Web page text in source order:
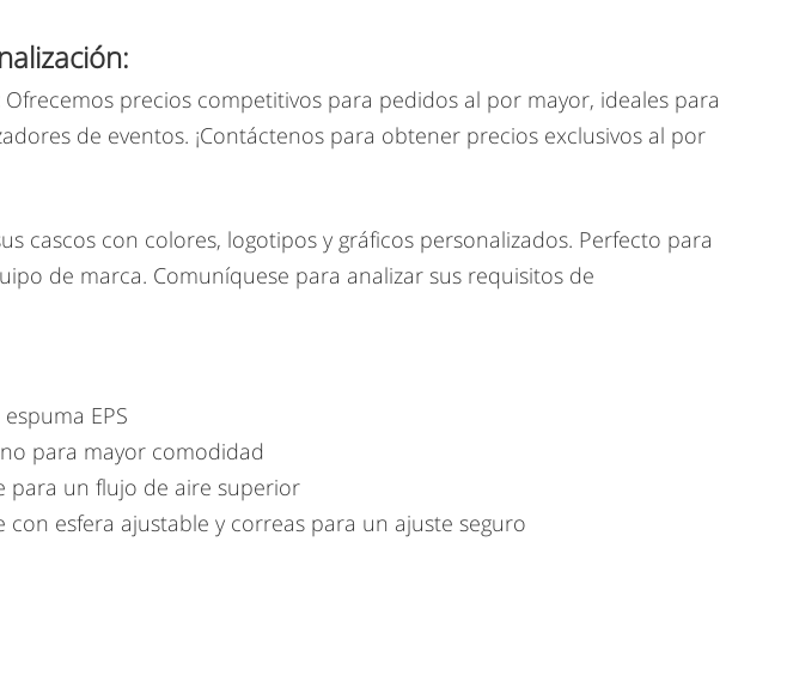
Ofrecemos precios competitivos para pedidos al por mayor, ideales para
de eventos. ¡Contáctenos para obtener precios exclusivos al por
cascos con colores, logotipos y gráficos personalizados. Perfecto para
de marca. Comuníquese para analizar sus requisitos de
EPS
para mayor comodidad
para un flujo de aire superior
con esfera ajustable y correas para un ajuste seguro